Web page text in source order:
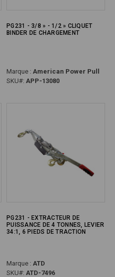
PG231 - 3/8 » - 1/2 » CLIQUET
BINDER DE CHARGEMENT
Marque : American Power Pull
SKU#: APP-13080
PG231 - EXTRACTEUR DE
PUISSANCE DE 4 TONNES, LEVIER
34:1, 6 PIEDS DE TRACTION
Marque : ATD
SKU#: ATD-7496